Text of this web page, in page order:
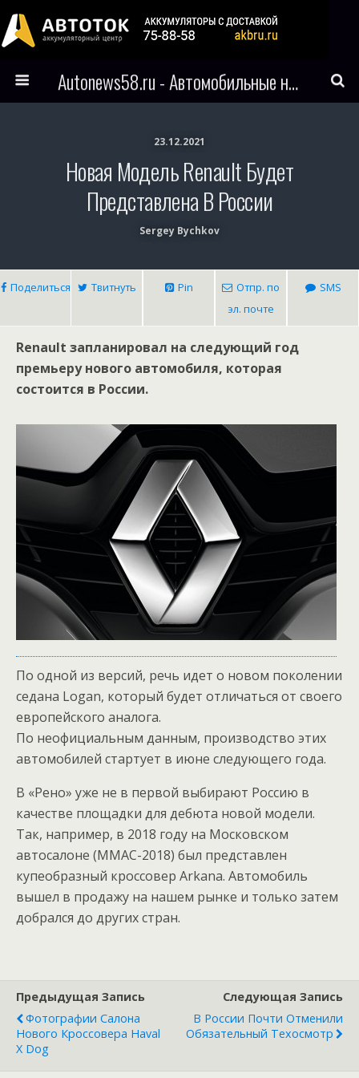
Autonews58.ru - Автомобильные новости Пензы и всего мира
23.12.2021
Новая Модель Renault Будет
Представлена В России
Sergey Bychkov
Поделиться Твитнуть Pin
Отпр. по
эл. почте
SMS
Renault запланировал на следующий год
премьеру нового автомобиля, которая
состоится в России.
По одной из версий, речь идет о новом поколении
седана Logan, который будет отличаться от своего
европейского аналога.
По неофициальным данным, производство этих
автомобилей стартует в июне следующего года.
В «Рено» уже не в первой выбирают Россию в
качестве площадки для дебюта новой модели.
Так, например, в 2018 году на Московском
автосалоне (ММАС-2018) был представлен
купеобразный кроссовер Arkana. Автомобиль
вышел в продажу на нашем рынке и только затем
добрался до других стран.
Предыдущая Запись
Фотографии Салона
Нового Кроссовера Haval
X Dog
Следующая Запись
В России Почти Отменили
Обязательный Техосмотр